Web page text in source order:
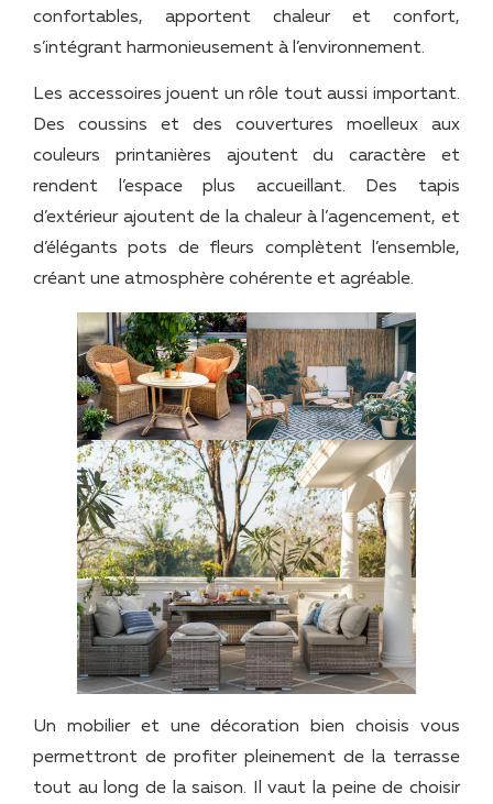
confortables, apportent chaleur et confort,
s’intégrant harmonieusement à l’environnement.
Les accessoires jouent un rôle tout aussi important.
Des coussins et des couvertures moelleux aux
couleurs printanières ajoutent du caractère et
rendent l’espace plus accueillant. Des tapis
d’extérieur ajoutent de la chaleur à l’agencement, et
d’élégants pots de fleurs complètent l’ensemble,
créant une atmosphère cohérente et agréable.
Un mobilier et une décoration bien choisis vous
permettront de profiter pleinement de la terrasse
tout au long de la saison. Il vaut la peine de choisir